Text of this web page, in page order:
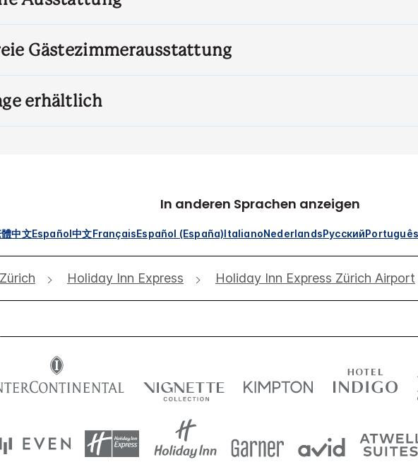
Gästezimmerausstattung
erhältlich
In anderen Sprachen anzeigen
中文Español中文FrançaisEspañol (España)ItalianoNederlandsРусский
Zürich Holiday Inn Express Holiday Inn Express Zürich Airport